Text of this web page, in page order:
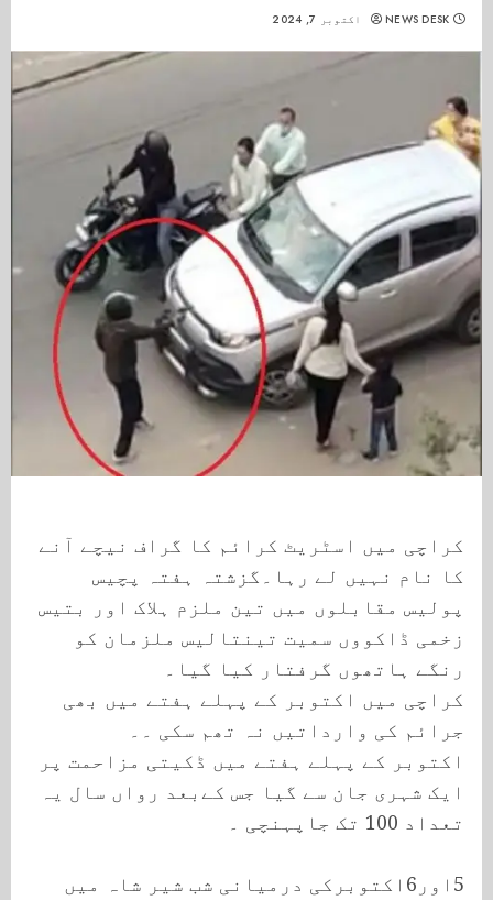
NEWS DESK اکتوبر 7, 2024
کراچی میں اسٹریٹ کرائم کا گراف نیچے آنے
کا نام نہیں لے رہا۔گزشتہ ہفتہ پچیس
پولیس مقابلوں میں تین ملزم ہلاک اور بتیس
زخمی ڈاکووں سمیت تینتالیس ملزمان کو
رنگے ہاتھوں گرفتار کیا گیا۔
کراچی میں اکتوبر کے پہلے ہفتے میں بھی
جرائم کی وارداتیں نہ تھم سکی ۔۔
اکتوبر کے پہلے ہفتے میں ڈکیتی مزاحمت پر
ایک شہری جان سے گیا جس کےبعد رواں سال یہ
تعداد 100 تک جاپہنچی ۔
5اور6اکتوبرکی درمیانی شب شیر شاہ میں